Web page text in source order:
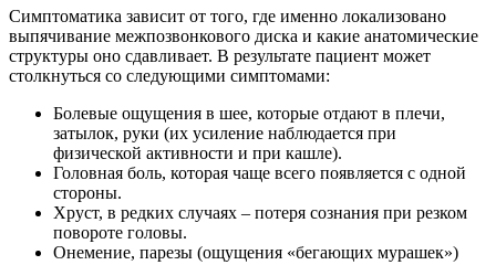
Симптоматика зависит от того, где именно локализовано
выпячивание межпозвонкового диска и какие анатомические
структуры оно сдавливает. В результате пациент может
столкнуться со следующими симптомами:
Болевые ощущения в шее, которые отдают в плечи,
затылок, руки (их усиление наблюдается при
физической активности и при кашле).
Головная боль, которая чаще всего появляется с одной
стороны.
Хруст, в редких случаях – потеря сознания при резком
повороте головы.
Онемение, парезы (ощущения «бегающих мурашек»)